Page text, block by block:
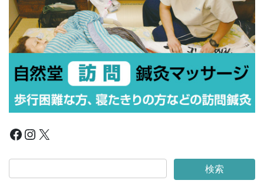
Facebook
Instagram
X